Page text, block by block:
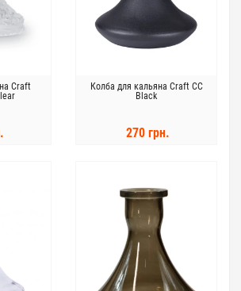
Craft
Колба для кальяна Craft СС
Black
270 грн.